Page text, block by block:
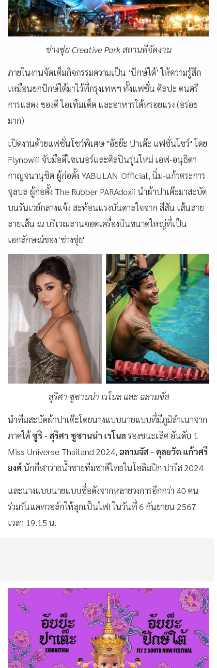
ช่างชุ่ย Creative Park สถานที่จัดงาน
ภายในงานจัดเต็มกิจกรรมความเป็น ‘ปักษ์ใต้’ ให้ความรู้สึก
เหมือนยกปักษ์ใต้มาไว้ที่กรุงเทพฯ ทั้งแฟชั่น ศิลปะ ดนตรี
การแสดง ของดี ไอเท็มเด็ด และอาหารใต้หรอยแรง (อร่อย
มาก)
เปิดงานด้วยแฟชั่นโชว์พิเศษ "อัยย๊ะ ปาเต๊ะ แฟชั่นโชว์" โดย
Flynowiii จับมือดีไซเนอร์และศิลปินรุ่นใหม่ เอฟ-อนุธิดา
กาญจนานุชิต ผู้ก่อตั้ง YABULAN_Official, นิ่ม-แก้วตระการ
จุลบล ผู้ก่อตั้ง The Rubber PARAdoxii นำผ้าปาเต๊ะมาสะบัด
บนรันเวย์กลางแจ้ง สะท้อนแรงบันดาลใจจาก สีสัน เส้นสาย
ลายเส้น ณ บริเวณลานจอดเครื่องบินขนาดใหญ่ที่เป็น
เอกลักษณ์ของ 'ช่างชุ่ย'
สุริศา ซูซานน่า เรโนล และ ฉลามจัส
นำทีมสะบัดผ้าปาเต๊ะโดยนางแบบนายแบบที่มีภูมิลําเนาจาก
ภาคใต้ซูริ - สุริศา ซูซานน่า เรโนล รองชนะเลิศ อันดับ 1
Miss Universe Thailand 2024, ฉลามจัส - ดุลยวัต แก้วศรี
ยงค์ นักกีฬาว่ายน้ำชายทีมชาติไทยในโอลิมปิก ปารีส 2024
และนางแบบนายแบบชื่อดังจากหลายวงการอีกกว่า 40 คน
ร่วมรันแคทวอล์กให้ลุกเป็นไฟ! ในวันที่ 6 กันยายน 2567
เวลา 19.15 น.